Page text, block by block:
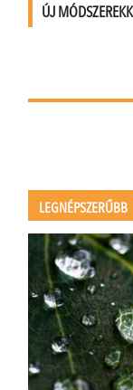
ÚJ
LEGNÉPSZERŰBB